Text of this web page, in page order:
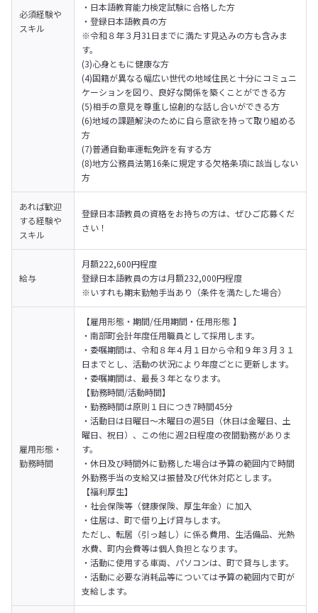
必須経験や
スキル
・日本語教育能力検定試験に合格した方
・登録日本語教員の方
※令和８年３月31日までに満たす見込みの方も含みま
す。
(3)心身ともに健康な方
(4)国籍が異なる幅広い世代の地域住民と十分にコミュニ
ケーションを図り、良好な関係を築くことができる方
(5)相手の意見を尊重し協創的な話し合いができる方
(6)地域の課題解決のために自ら意欲を持って取り組める
方
(7)普通自動車運転免許を有する方
(8)地方公務員法第16条に規定する欠格条項に該当しない
方
あれば歓迎
する経験や
スキル
登録日本語教員の資格をお持ちの方は、ぜひご応募くだ
さい！
給与
月額222,600円程度
登録日本語教員の方は月額232,000円程度
※いすれも期末勤勉手当あり（条件を満たした場合）
雇用形態・
勤務時間
【雇用形態・期間/任用期間・任用形態 】
・南部町会計年度任用職員として採用します。
・委嘱期間は、令和８年４月１日から令和９年３月３１
日までとし、活動の状況により年度ごとに更新します。
・委嘱期間は、最長３年となります。
【勤務時間/活動時間】
・勤務時間は原則１日につき7時間45分
・活動日は日曜日～木曜日の週5日（休日は金曜日、土
曜日、祝日）、この他に週2日程度の夜間勤務がありま
す。
・休日及び時間外に勤務した場合は予算の範囲内で時間
外勤務手当の支給又は振替及び代休対応とします。
【福利厚生】
・社会保険等（健康保険、厚生年金）に加入
・住居は、町で借り上げ貸与します。
ただし、転居（引っ越し）に係る費用、生活備品、光熱
水費、町内会費等は個人負担となります。
・活動に使用する車両、パソコンは、町で貸与します。
・活動に必要な消耗品等については予算の範囲内で町が
支給します。